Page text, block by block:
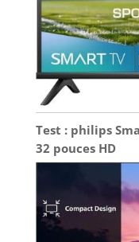
ideali per
scegliere
Test : philips
32 pouces HD